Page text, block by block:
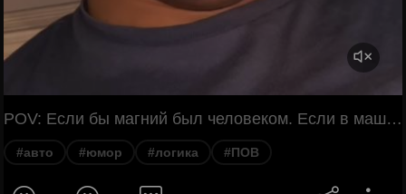
POV: Если бы магний был человеком. Если в машине есть лошадиные силы, то значит там стоит лошадь? И сила. А у лошади есть лошадиная сила? Ну да, это же сила лошади. А сколько у твоей машины лошадиных сил? 284. 284 лошади? Нет, значок пони, да, они вылезли? Да. Покажешь? Ясное дело. А почему мы их не кормим? Мы их поим. Ты издеваешься? Нет. Чем мы
#авто #юмор #логика #ПОВ